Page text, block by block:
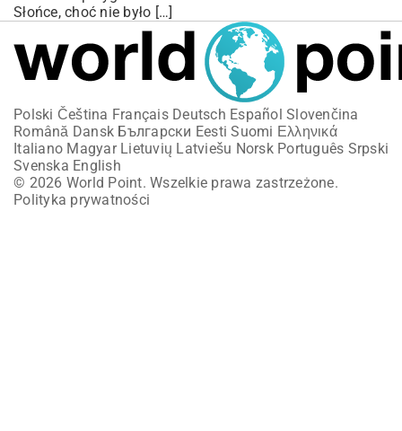
Słońce, choć nie było […]
Polski Čeština Français Deutsch Español Slovenčina
Română Dansk Български Eesti Suomi Ελληνικά
Italiano Magyar Lietuvių Latviešu Norsk Português Srpski
Svenska English
© 2026 World Point. Wszelkie prawa zastrzeżone.
Polityka prywatności